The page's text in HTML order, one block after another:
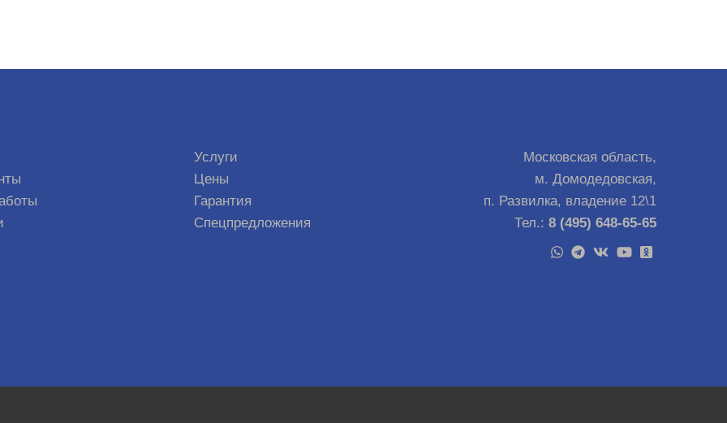
Услуги
Цены
Гарантия
Спецпредложения
Московская область,
м. Домодедовская,
п. Развилка, владение 12\1
Тел.: 8 (495) 648-65-65